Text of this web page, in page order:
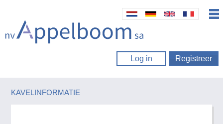
Log in Registreer
KAVELINFORMATIE